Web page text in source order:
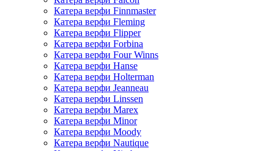
Катера верфи Finnmaster
Катера верфи Fleming
Катера верфи Flipper
Катера верфи Forbina
Катера верфи Four Winns
Катера верфи Hanse
Катера верфи Holterman
Катера верфи Jeanneau
Катера верфи Linssen
Катера верфи Marex
Катера верфи Minor
Катера верфи Moody
Катера верфи Nautique